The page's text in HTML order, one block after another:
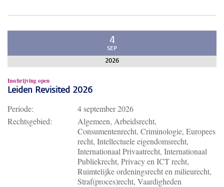
4
SEP
2026
Inschrijving open
Leiden Revisited 2026
Periode:
4 september 2026
Rechtsgebied:
Algemeen, Arbeidsrecht,
Consumentenrecht, Criminologie, Europees
recht, Intellectuele eigendomsrecht,
Internationaal Privaatrecht, Internationaal
Publiekrecht, Privacy en ICT recht,
Ruimtelijke ordeningsrecht en milieurecht,
Straf(proces)recht, Vaardigheden